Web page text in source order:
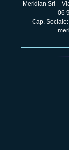
Meridian Srl –
06
Cap.